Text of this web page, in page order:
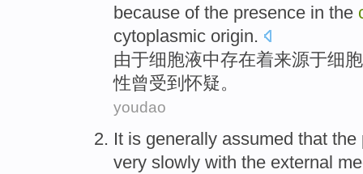
because ofthe presence in the
cytoplasmic origin.
由于细胞液中存在着来源于细
性曾受到怀疑。
youdao
It is generally assumed that the
very slowly with the external